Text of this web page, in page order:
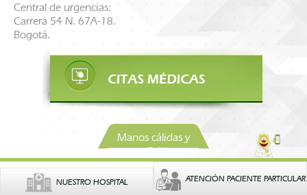
Central de urgencias:
Carrera 54 N. 67A-18.
Bogotá.
Manos cálidas y
confiables
NUESTRO HOSPITAL ATENCIÓN PACIENTE PARTICULAR